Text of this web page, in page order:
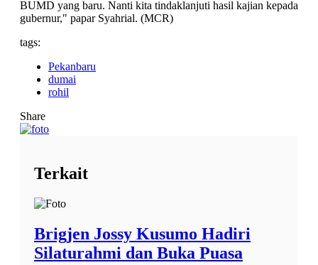
BUMD yang baru. Nanti kita tindaklanjuti hasil kajian kepada
gubernur," papar Syahrial. (MCR)
tags:
Pekanbaru
dumai
rohil
Share
Terkait
Brigjen Jossy Kusumo Hadiri
Silaturahmi dan Buka Puasa